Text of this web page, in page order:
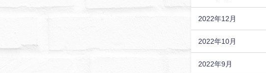
2022年12月
2022年10月
2022年9月